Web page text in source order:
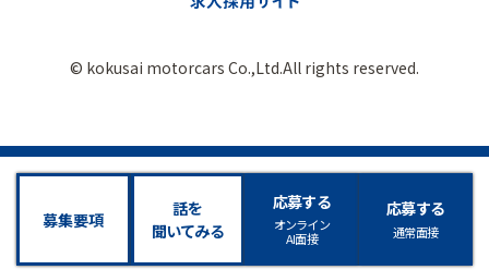
© kokusai motorcars Co.,Ltd.All rights reserved.
募集要項
話を
聞いてみる
応募する
オンライン
AI面接
応募する
通常面接